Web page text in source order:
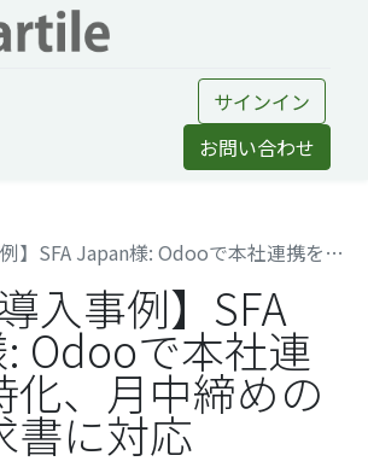
サインイン
お問い合わせ
様: Odooで本社連携を即時化、月中締めの合計請求書に対応
入事例】SFA
Odooで本社連
化、月中締めの
書に対応